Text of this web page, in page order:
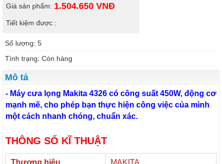
Giá sản phẩm: 1.504.650 VNĐ
Tiết kiệm được :
Số lượng: 5
Tình trạng: Còn hàng
Mô tả
- Máy cưa lọng Makita 4326 có công suất 450W, động cơ
mạnh mẽ, cho phép bạn thực hiện công việc của mình
một cách nhanh chóng, chuẩn xác.
THÔNG SỐ KĨ THUẬT
Thương hiệu MAKITA